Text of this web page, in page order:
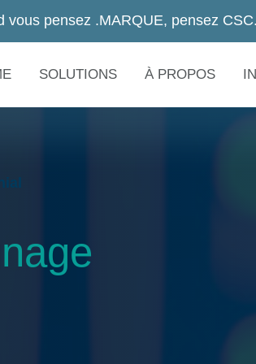
vous pensez .MARQUE, pensez CSC.
SOLUTIONS À PROPOS